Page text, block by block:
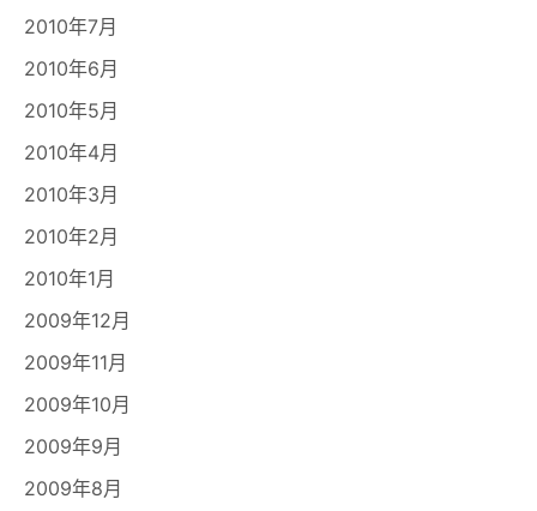
2010年7月
2010年6月
2010年5月
2010年4月
2010年3月
2010年2月
2010年1月
2009年12月
2009年11月
2009年10月
2009年9月
2009年8月